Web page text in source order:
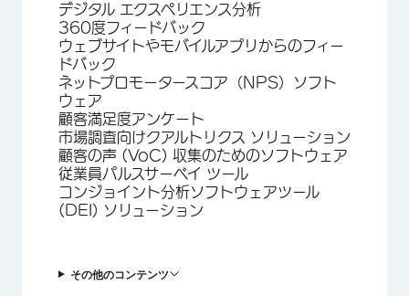
デジタル エクスペリエンス分析
360度フィードバック
ウェブサイトやモバイルアプリからのフィー
ドバック
ネットプロモータースコア（NPS）ソフト
ウェア
顧客満足度アンケート
市場調査向けクアルトリクス ソリューション
顧客の声 (VoC) 収集のためのソフトウェア
従業員パルスサーベイ ツール
コンジョイント分析ソフトウェアツール
(DEI) ソリューション
その他のコンテンツ